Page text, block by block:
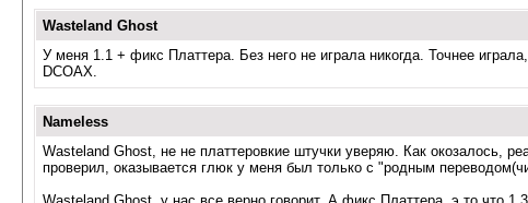
Wasteland Ghost
У меня 1.1 + фикс Платтера. Без него не играла никогда. Точнее
DCOAX.
Nameless
Wasteland Ghost, не не платтеровкие штучки уверяю. Как окозалось,
проверил, оказывается глюк у меня был только с "родным